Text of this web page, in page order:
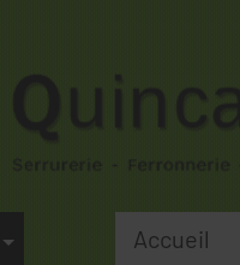
Accueil